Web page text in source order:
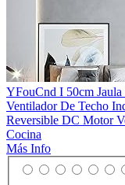
YFouCnd I 50cm
Ventilador De Techo
Reversible DC Motor
Cocina
Más Info